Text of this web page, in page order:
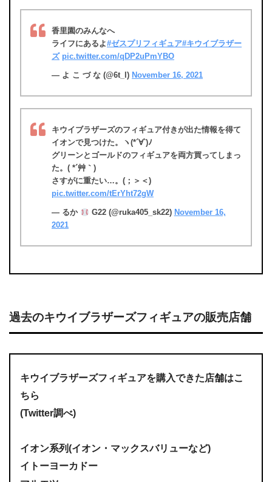
香里園のみんなへ
ライフにあるよ#ゼスプリフィギュア#キウイブラザー
ズ pic.twitter.com/qDP2uPmYBO
— よ こ づ な (@6t_l) November 16, 2021
キウイブラザーズのフィギュア付きが出た情報を得て
イオンで見つけた。ヽ(*´∀`)ﾉ
グリーンとゴールドのフィギュアを両方買ってしまっ
た。( *´艸｀)
さすがに重たい…。(；＞＜)
pic.twitter.com/tErYht72gW
— るか G22 (@ruka405_sk22) November 16,
2021
過去のキウイブラザーズフィギュアの販売店舗
キウイブラザーズフィギュアを購入できた店舗はこ
ちら
(Twitter調べ)
イオン系列(イオン・マックスバリューなど)
イトーヨーカドー